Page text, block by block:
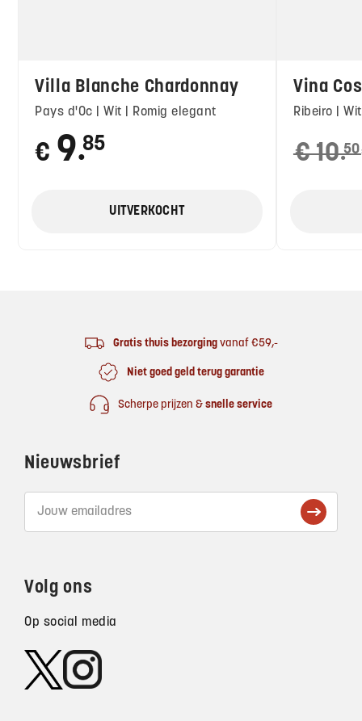
Villa Blanche Chardonnay
Pays d'Oc | Wit | Romig elegant
€ 9●
85
UITVERKOCHT
Vina
Ribeiro |
€ 10●
50
Huidige
Gratis thuis bezorgingvanaf €59,-
Niet goed geld terug garantie
Scherpe prijzen & snelle service
Nieuwsbrief
Volg ons
Op social media